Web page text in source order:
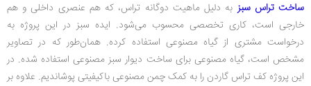
ساخت تراس سبزبه دلیل ماهیت دوگانه تراس، که هم عنصری داخلی و هم
خارجی است، کاری تخصصی محسوب می‌شود. ایده سبز در این پروژه به
درخواست مشتری از گیاه مصنوعی استفاده کرده. همان‌طور که در تصاویر
مشخص است، گیاه مصنوعی برای ساخت دیوار سبز مصنوعی استفاده شده. در
این پروژه کف تراس گاردن را به کمک چمن مصنوعی باکیفیتی پوشاندیم. علاوه بر